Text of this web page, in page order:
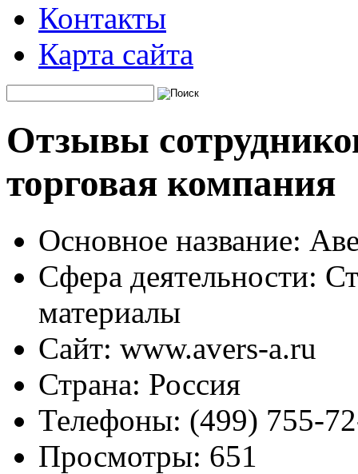
Контакты
Карта сайта
Отзывы
торговая компания
Основное название:
Сфера деятельности:
материалы
Сайт: www.avers-a.ru
Страна: Россия
Телефоны: (499) 755-
Просмотры: 651